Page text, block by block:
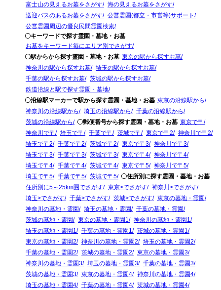
富士山の見えるお墓をさがす
海の見えるお墓をさがす
送迎バスのあるお墓をさがす
公営霊園(都立・市営等)サポート
公営霊園周辺の優良民間霊園検索
〇キーワードで探す霊園・墓地・お墓
お墓をキーワード毎にエリア別でさがす
〇駅からから探す霊園・墓地・お墓 東京の駅から探すお墓
神奈川の駅から探すお墓
埼玉の駅から探すお墓
千葉の駅から探すお墓
茨城の駅から探すお墓
鉄道沿線と駅で探す霊園・墓地
〇沿線駅マーカーで駅から探す霊園・墓地・お墓 東京の沿線駅から
神奈川の沿線駅から
埼玉の沿線駅から
千葉の沿線駅から
茨城の沿線駅から
〇郵便番号から探す霊園・墓地・お墓 東京で〒
神奈川で〒
埼玉で〒 千葉で〒 茨城で〒 東京で〒2
神奈川で〒2
埼玉で〒2
千葉で〒2 茨城で〒2 東京で〒3
神奈川で〒3
埼玉で〒3
千葉で〒3 茨城で〒3 東京で〒4
神奈川で〒4
埼玉で〒4
千葉で〒4 茨城で〒4 東京で〒5
神奈川で〒5
埼玉で〒5
千葉で〒5 茨城で〒5
〇住所別に探す霊園・墓地・お墓
住所別に5～25km圏でさがす
東京>でさがす
神奈川>でさがす
埼玉>でさがす
千葉>でさがす 茨城>でさがす
東京の墓地・霊園
神奈川の墓地・霊園
埼玉の墓地・霊園
千葉の墓地・霊園
茨城の墓地・霊園
東京の墓地・霊園1
神奈川の墓地・霊園1
埼玉の墓地・霊園1
千葉の墓地・霊園1
茨城の墓地・霊園1
東京の墓地・霊園2
神奈川の墓地・霊園2
埼玉の墓地・霊園2
千葉の墓地・霊園2
茨城の墓地・霊園2
東京の墓地・霊園3
神奈川の墓地・霊園3
埼玉の墓地・霊園3
千葉の墓地・霊園3
茨城の墓地・霊園3
東京の墓地・霊園4
神奈川の墓地・霊園4
埼玉の墓地・霊園4
千葉の墓地・霊園4
茨城の墓地・霊園4